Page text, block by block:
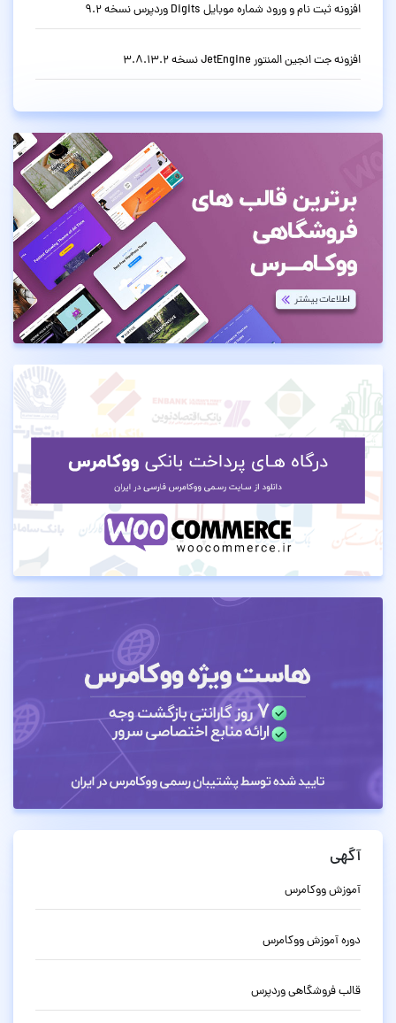
افزونه ثبت نام و ورود شماره موبایل Digits وردپرس نسخه 9.2
افزونه جت انجین المنتور JetEngine نسخه 3.8.13.2
آگهی
آموزش ووکامرس
دوره آموزش ووکامرس
قالب فروشگاهی وردپرس